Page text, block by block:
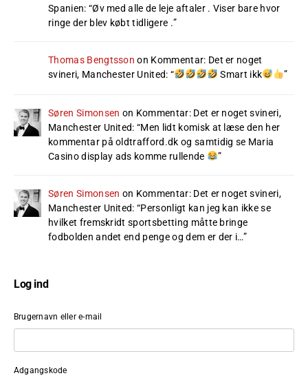
Spanien: “Øv med alle de leje aftaler . Viser bare hvor
ringe der blev købt tidligere .”
Thomas Bengtsson on Kommentar: Det er noget
svineri, Manchester United: “ Smart ikk ”
Søren Simonsen on Kommentar: Det er noget svineri,
Manchester United: “Men lidt komisk at læse den her
kommentar på oldtrafford.dk og samtidig se Maria
Casino display ads komme rullende
”
Søren Simonsen on Kommentar: Det er noget svineri,
Manchester United: “Personligt kan jeg kan ikke se
hvilket fremskridt sportsbetting måtte bringe
fodbolden andet end penge og dem er der i…”
Log ind
Brugernavn eller e-mail
Adgangskode